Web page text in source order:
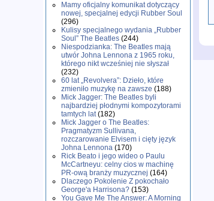
Mamy oficjalny komunikat dotyczący
nowej, specjalnej edycji Rubber Soul
(296)
Kulisy specjalnego wydania „Rubber
Soul” The Beatles (244)
Niespodzianka: The Beatles mają
utwór Johna Lennona z 1965 roku,
którego nikt wcześniej nie słyszał
(232)
60 lat „Revolvera”: Dzieło, które
zmieniło muzykę na zawsze (188)
Mick Jagger: The Beatles byli
najbardziej płodnymi kompozytorami
tamtych lat(182)
Mick Jagger o The Beatles:
Pragmatyzm Sullivana,
rozczarowanie Elvisem i cięty język
Johna Lennona (170)
Rick Beato i jego wideo o Paulu
McCartneyu: celny cios w machinę
PR-ową branży muzycznej (164)
Dlaczego Pokolenie Z pokochało
George'a Harrisona? (153)
You Gave Me The Answer: A Morning